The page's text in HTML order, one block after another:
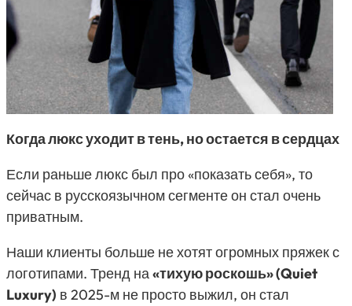
Когда люкс уходит в тень, но остается в сердцах
Если раньше люкс был про «показать себя», то
сейчас в русскоязычном сегменте он стал очень
приватным.
Наши клиенты больше не хотят огромных пряжек с
логотипами. Тренд на«тихую роскошь» (Quiet
Luxury) в 2025-м не просто выжил, он стал